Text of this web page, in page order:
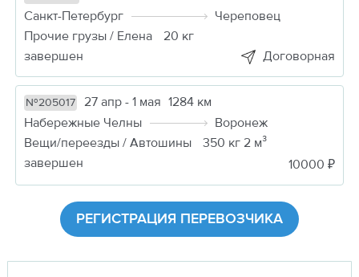
Санкт-Петербург
Череповец
Прочие грузы / Елена
20 кг
завершен
Договорная
№205017 27 апр - 1 мая 1284 км
Набережные Челны
Воронеж
Вещи/переезды / Автошины
350 кг 2 м³
завершен
10000 ₽
РЕГИСТРАЦИЯ ПЕРЕВОЗЧИКА